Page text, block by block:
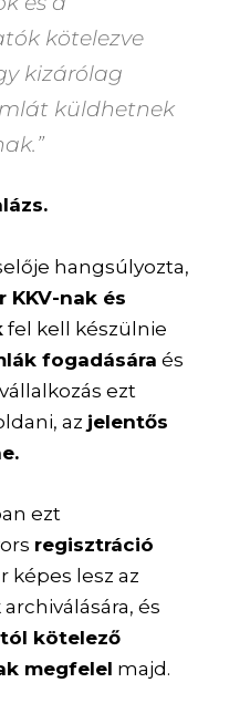
kötelezve
kizárólag
küldhetnek
hangsúlyozta,
KKV-nak és
fel kell készülnie
fogadására és
ezt
az jelentős
ezt
regisztráció
képes lesz az
és
kötelező
megfelel majd.